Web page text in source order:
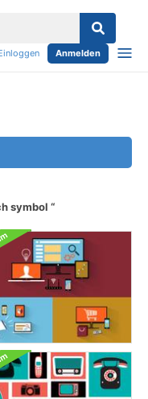
Anmelden
symbol